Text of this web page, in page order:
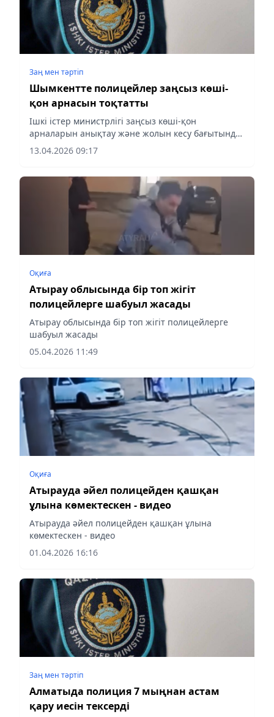
Заң мен тəртіп
Шымкентте полицейлер заңсыз көші-
қон арнасын тоқтатты
Ішкі істер министрлігі заңсыз көші-қон
арналарын анықтау және жолын кесу бағытында
жүйелі жұмыс жүргізіп жатыр
13.04.2026 09:17
Оқиға
Атырау облысында бір топ жігіт
полицейлерге шабуыл жасады
Атырау облысында бір топ жігіт полицейлерге
шабуыл жасады
05.04.2026 11:49
Оқиға
Атырауда әйел полицейден қашқан
ұлына көмектескен - видео
Атырауда әйел полицейден қашқан ұлына
көмектескен - видео
01.04.2026 16:16
Заң мен тəртіп
Алматыда полиция 7 мыңнан астам
қару иесін тексерді